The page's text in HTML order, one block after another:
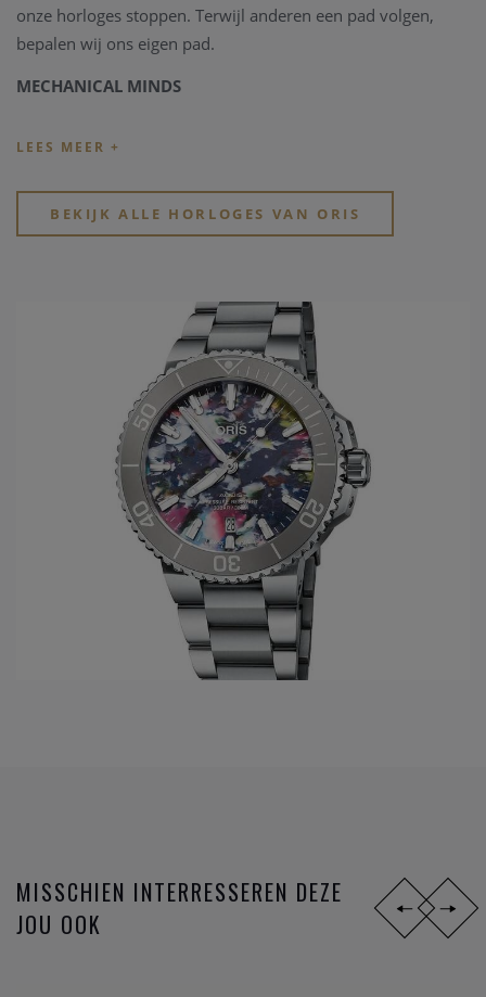
onze horloges stoppen. Terwijl anderen een pad volgen,
bepalen wij ons eigen pad.
MECHANICAL MINDS
alleen mechanische horloges maakt. Een mechanisch
generaties lang bestaan en tot ver in de toekomst zullen
voortduren.
We zijn trots op onze lange geschiedenis en erfgoed - en we
vergeten het nooit wanneer we nieuwe uurwerken en
nieuwe horlogeontwerpen ontwikkelen. Een horloge van
Oris is gemaakt om lang mee te gaan en een leven lang
plezier te bieden.
INNOVATIEF EN OPRECHT
Oris streeft er voortdurend naar om betere horloges te
maken die mooie, innovatieve functies en geavanceerde
prestatieniveaus bieden. De in eigen huis ontwikkelde
Calibre 400-serie Swiss Made-automaten belooft
bijvoorbeeld een gangreserve van vijf dagen,
antimagnetisme en een garantie van 10 jaar en aanbevolen
BEKIJK ALLE HORLOGES VAN ORIS
MISSCHIEN INTERRESSEREN DEZE
JOU OOK